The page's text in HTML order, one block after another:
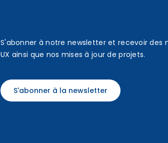
S'abonner à notre newsletter et recevoir des
UX ainsi que nos mises à jour de projets.
S'abonner à la newsletter